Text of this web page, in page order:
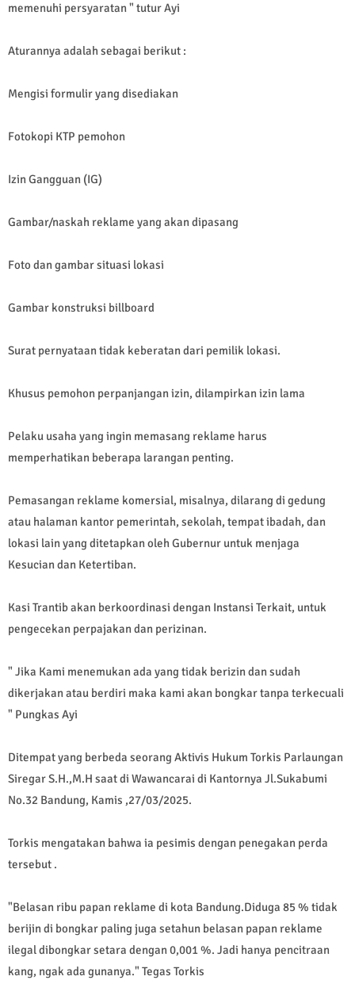
memenuhi persyaratan " tutur Ayi
Aturannya adalah sebagai berikut :
Mengisi formulir yang disediakan
Fotokopi KTP pemohon
Izin Gangguan (IG)
Gambar/naskah reklame yang akan dipasang
Foto dan gambar situasi lokasi
Gambar konstruksi billboard
Surat pernyataan tidak keberatan dari pemilik lokasi.
Khusus pemohon perpanjangan izin, dilampirkan izin lama
Pelaku usaha yang ingin memasang reklame harus
memperhatikan beberapa larangan penting.
Pemasangan reklame komersial, misalnya, dilarang di gedung
atau halaman kantor pemerintah, sekolah, tempat ibadah, dan
lokasi lain yang ditetapkan oleh Gubernur untuk menjaga
Kesucian dan Ketertiban.
Kasi Trantib akan berkoordinasi dengan Instansi Terkait, untuk
pengecekan perpajakan dan perizinan.
" Jika Kami menemukan ada yang tidak berizin dan sudah
dikerjakan atau berdiri maka kami akan bongkar tanpa terkecuali
" Pungkas Ayi
Ditempat yang berbeda seorang Aktivis Hukum Torkis Parlaungan
Siregar S.H.,M.H saat di Wawancarai di Kantornya Jl.Sukabumi
No.32 Bandung, Kamis ,27/03/2025.
Torkis mengatakan bahwa ia pesimis dengan penegakan perda
tersebut .
"Belasan ribu papan reklame di kota Bandung.Diduga 85 % tidak
berijin di bongkar paling juga setahun belasan papan reklame
ilegal dibongkar setara dengan 0,001 %. Jadi hanya pencitraan
kang, ngak ada gunanya." Tegas Torkis